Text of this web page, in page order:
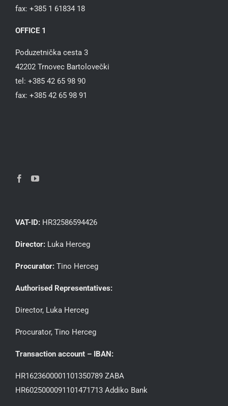
fax: +385 1 61834 18
OFFICE 1
Poduzetnička cesta 3
42202 Trnovec Bartolovečki
tel: +385 42 65 98 90
fax: +385 42 65 98 91
VAT-ID: HR32586594426
Director: Luka Herceg
Procurator: Tino Herceg
Authorised Representatives:
Director, Luka Herceg
Procurator, Tino Herceg
Transaction account – IBAN:
HR1623600001101350789 ZABA
HR6025000091101471713 Addiko Bank